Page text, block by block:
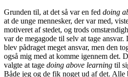
Grunden til, at det så var en fed doing
at de unge mennesker, der var med,
motiveret af stedet, og trods
var de megagode til selv at tage
blev pådraget meget ansvar, men den
også mig med at komme igennem det.
valgte at tage doing above learning til
Både jeg og de fik noget ud af det.